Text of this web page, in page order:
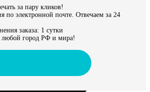
за пару кликов!
по электронной почте. Отвечаем за 24
заказа: 1 сутки
город РФ и мира!